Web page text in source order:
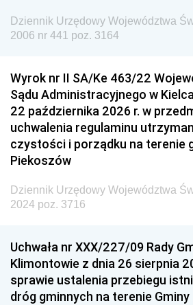
Dziennik Urzędowy Agencji
Dziennik Urzędowy Województwa
2006 nr 441 poz. 3164
Wyrok nr II SA/Ke 463/22
Sądu Administracyjnego w
22 października 2026 r. w
uchwalenia regulaminu
czystości i porządku na terenie
Piekoszów
Dziennik Urzędowy Województwa
2024 poz. 3716
Uchwała nr XXX/227/09 Rady
Klimontowie z dnia 26 sierpnia
sprawie ustalenia przebiegu
dróg gminnych na terenie